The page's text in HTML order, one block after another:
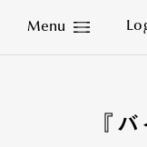
Menu
Close
『